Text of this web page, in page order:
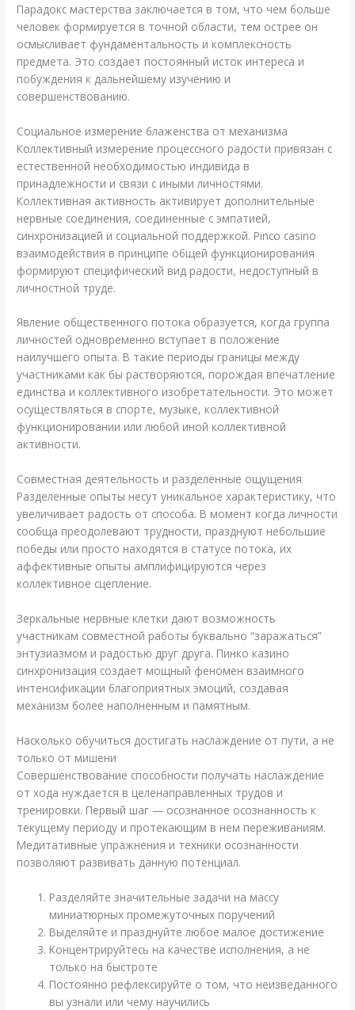
Парадокс мастерства заключается в том, что чем больше
человек формируется в точной области, тем острее он
осмысливает фундаментальность и комплексность
предмета. Это создает постоянный исток интереса и
побуждения к дальнейшему изучению и
совершенствованию.
Социальное измерение блаженства от механизма
Коллективный измерение процессного радости привязан с
естественной необходимостью индивида в
принадлежности и связи с иными личностями.
Коллективная активность активирует дополнительные
нервные соединения, соединенные с эмпатией,
синхронизацией и социальной поддержкой. Pinco casino
взаимодействия в принципе общей функционирования
формируют специфический вид радости, недоступный в
личностной труде.
Явление общественного потока образуется, когда группа
личностей одновременно вступает в положение
наилучшего опыта. В такие периоды границы между
участниками как бы растворяются, порождая впечатление
единства и коллективного изобретательности. Это может
осуществляться в спорте, музыке, коллективной
функционировании или любой иной коллективной
активности.
Совместная деятельность и разделенные ощущения
Разделенные опыты несут уникальное характеристику, что
увеличивает радость от способа. В момент когда личности
сообща преодолевают трудности, празднуют небольшие
победы или просто находятся в статусе потока, их
аффективные опыты амплифицируются через
коллективное сцепление.
Зеркальные нервные клетки дают возможность
участникам совместной работы буквально “заражаться”
энтузиазмом и радостью друг друга. Пинко казино
синхронизация создает мощный феномен взаимного
интенсификации благоприятных эмоций, создавая
механизм более наполненным и памятным.
Насколько обучиться достигать наслаждение от пути, а не
только от мишени
Совершенствование способности получать наслаждение
от хода нуждается в целенаправленных трудов и
тренировки. Первый шаг — осознанное осознанность к
текущему периоду и протекающим в нем переживаниям.
Медитативные упражнения и техники осознанности
позволяют развивать данную потенциал.
Разделяйте значительные задачи на массу
миниатюрных промежуточных поручений
Выделяйте и празднуйте любое малое достижение
Концентрируйтесь на качестве исполнения, а не
только на быстроте
Постоянно рефлексируйте о том, что неизведанного
вы узнали или чему научились